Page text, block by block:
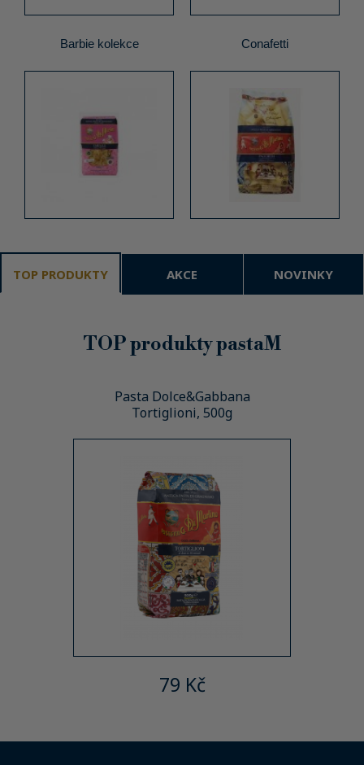
Barbie kolekce Conafetti
TOP PRODUKTY AKCE NOVINKY
TOP produkty pastaM
Pasta Dolce&Gabbana
Tortiglioni, 500g
79 Kč